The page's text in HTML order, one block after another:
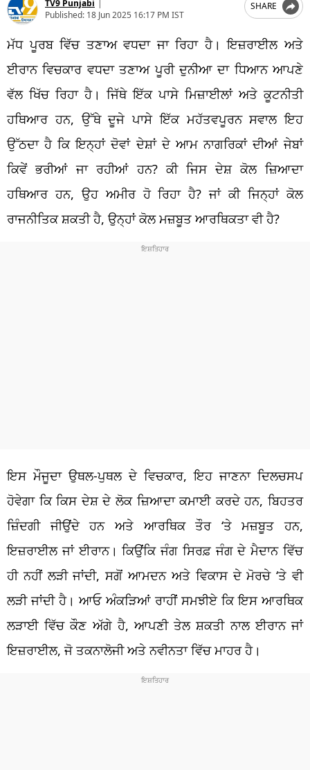
TV9 Punjabi |
Published: 18 Jun 2025 16:17 PM IST
SHARE
ਮੱਧ ਪੂਰਬ ਵਿੱਚ ਤਣਾਅ ਵਧਦਾ ਜਾ ਰਿਹਾ ਹੈ। ਇਜ਼ਰਾਈਲ ਅਤੇ
ਈਰਾਨ ਵਿਚਕਾਰ ਵਧਦਾ ਤਣਾਅ ਪੂਰੀ ਦੁਨੀਆ ਦਾ ਧਿਆਨ ਆਪਣੇ
ਵੱਲ ਖਿੱਚ ਰਿਹਾ ਹੈ। ਜਿੱਥੇ ਇੱਕ ਪਾਸੇ ਮਿਜ਼ਾਈਲਾਂ ਅਤੇ ਕੂਟਨੀਤੀ
ਹਥਿਆਰ ਹਨ, ਉੱਥੇ ਦੂਜੇ ਪਾਸੇ ਇੱਕ ਮਹੱਤਵਪੂਰਨ ਸਵਾਲ ਇਹ
ਉੱਠਦਾ ਹੈ ਕਿ ਇਨ੍ਹਾਂ ਦੋਵਾਂ ਦੇਸ਼ਾਂ ਦੇ ਆਮ ਨਾਗਰਿਕਾਂ ਦੀਆਂ ਜੇਬਾਂ
ਕਿਵੇਂ ਭਰੀਆਂ ਜਾ ਰਹੀਆਂ ਹਨ? ਕੀ ਜਿਸ ਦੇਸ਼ ਕੋਲ ਜ਼ਿਆਦਾ
ਹਥਿਆਰ ਹਨ, ਉਹ ਅਮੀਰ ਹੋ ਰਿਹਾ ਹੈ? ਜਾਂ ਕੀ ਜਿਨ੍ਹਾਂ ਕੋਲ
ਰਾਜਨੀਤਿਕ ਸ਼ਕਤੀ ਹੈ, ਉਨ੍ਹਾਂ ਕੋਲ ਮਜ਼ਬੂਤ ​​ਆਰਥਿਕਤਾ ਵੀ ਹੈ?
ਇਸ ਮੌਜੂਦਾ ਉਥਲ-ਪੁਥਲ ਦੇ ਵਿਚਕਾਰ, ਇਹ ਜਾਣਨਾ ਦਿਲਚਸਪ
ਹੋਵੇਗਾ ਕਿ ਕਿਸ ਦੇਸ਼ ਦੇ ਲੋਕ ਜ਼ਿਆਦਾ ਕਮਾਈ ਕਰਦੇ ਹਨ, ਬਿਹਤਰ
ਜ਼ਿੰਦਗੀ ਜੀਉਂਦੇ ਹਨ ਅਤੇ ਆਰਥਿਕ ਤੌਰ ‘ਤੇ ਮਜ਼ਬੂਤ ​​ਹਨ,
ਇਜ਼ਰਾਈਲ ਜਾਂ ਈਰਾਨ। ਕਿਉਂਕਿ ਜੰਗ ਸਿਰਫ਼ ਜੰਗ ਦੇ ਮੈਦਾਨ ਵਿੱਚ
ਹੀ ਨਹੀਂ ਲੜੀ ਜਾਂਦੀ, ਸਗੋਂ ਆਮਦਨ ਅਤੇ ਵਿਕਾਸ ਦੇ ਮੋਰਚੇ ‘ਤੇ ਵੀ
ਲੜੀ ਜਾਂਦੀ ਹੈ। ਆਓ ਅੰਕੜਿਆਂ ਰਾਹੀਂ ਸਮਝੀਏ ਕਿ ਇਸ ਆਰਥਿਕ
ਲੜਾਈ ਵਿੱਚ ਕੌਣ ਅੱਗੇ ਹੈ, ਆਪਣੀ ਤੇਲ ਸ਼ਕਤੀ ਨਾਲ ਈਰਾਨ ਜਾਂ
ਇਜ਼ਰਾਈਲ, ਜੋ ਤਕਨਾਲੋਜੀ ਅਤੇ ਨਵੀਨਤਾ ਵਿੱਚ ਮਾਹਰ ਹੈ।